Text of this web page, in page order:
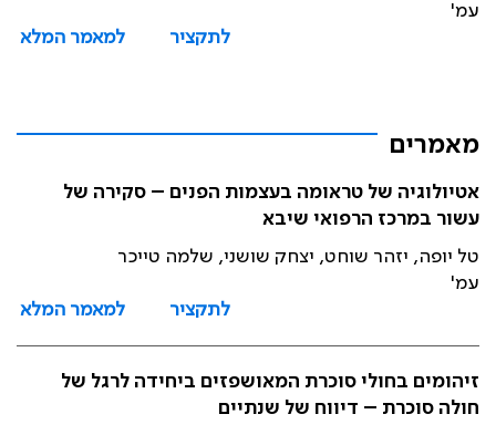
עמ'
לתקציר
למאמר המלא
מאמרים
אטיולוגיה של טראומה בעצמות הפנים – סקירה של
עשור במרכז הרפואי שיבא
טל יופה, יזהר שוחט, יצחק שושני, שלמה טייכר
עמ'
לתקציר
למאמר המלא
זיהומים בחולי סוכרת המאושפזים ביחידה לרגל של
חולה סוכרת – דיווח של שנתיים